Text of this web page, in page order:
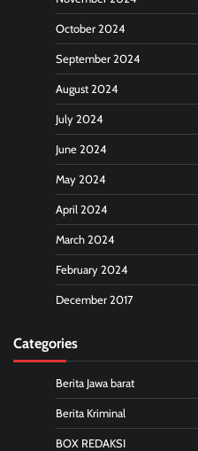
October 2024
September 2024
August 2024
July 2024
June 2024
May 2024
April 2024
March 2024
February 2024
December 2017
Categories
Berita Jawa barat
Berita Kriminal
BOX REDAKSI